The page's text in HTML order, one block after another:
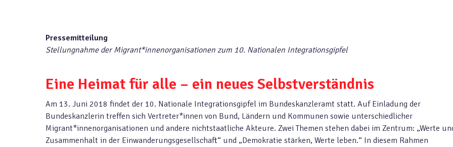
Pressemitteilung
Stellungnahme der Migrant*innenorganisationen zum 10. Nationalen Integrationsgipfel
Eine Heimat für alle – ein neues Selbstverständnis
Am 13. Juni 2018 findet der 10. Nationale Integrationsgipfel im Bundeskanzleramt statt. Auf Einladung der
Bundeskanzlerin treffen sich Vertreter*innen von Bund, Ländern und Kommunen sowie unterschiedlicher
Migrant*innenorganisationen und andere nichtstaatliche Akteure. Zwei Themen stehen dabei im Zentrum: „Werte
Zusammenhalt in der Einwanderungsgesellschaft“ und „Demokratie stärken, Werte leben.“ In diesem Rahmen